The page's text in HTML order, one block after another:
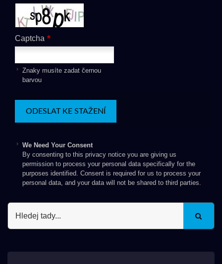
Captcha *
Znaky musíte zadat černou
barvou
We Need Your Consent
By consenting to this privacy notice you are giving us
permission to process your personal data specifically for the
purposes identified. Consent is required for us to process your
personal data, and your data will not be shared to third parties.